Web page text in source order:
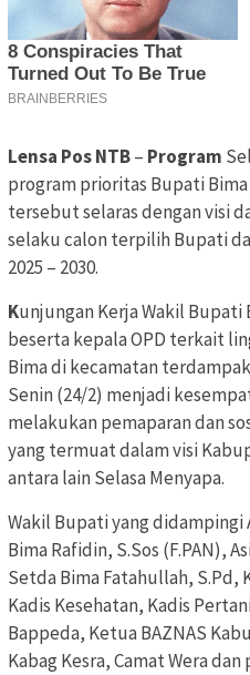
Lensa Pos NTB– Program
program prioritas Bupati
tersebut selaras dengan visi
selaku calon terpilih Bupati
2025 – 2030.
Kunjungan Kerja Wakil Bupati
beserta kepala OPD terkait
Bima di kecamatan
Senin (24/2) menjadi
melakukan pemaparan dan
yang termuat dalam visi
antara lain Selasa Menyapa.
Wakil Bupati yang didampingi
Bima Rafidin, S.Sos (F.PAN),
Setda Bima Fatahullah, S.Pd,
Kadis Kesehatan, Kadis
Bappeda, Ketua BAZNAS
Kabag Kesra, Camat Wera